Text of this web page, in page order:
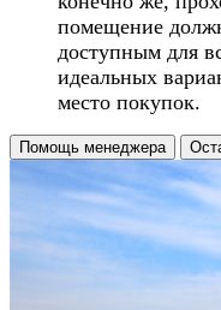
помещение
доступным для
идеальных
место покупок.
Помощь менеджера